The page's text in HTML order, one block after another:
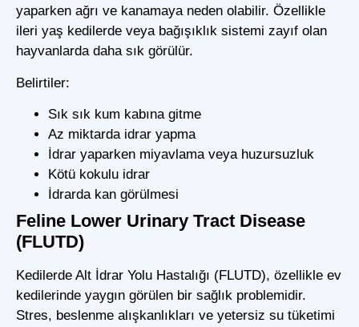
yaparken ağrı ve kanamaya neden olabilir. Özellikle
ileri yaş kedilerde veya bağışıklık sistemi zayıf olan
hayvanlarda daha sık görülür.
Belirtiler:
Sık sık kum kabına gitme
Az miktarda idrar yapma
İdrar yaparken miyavlama veya huzursuzluk
Kötü kokulu idrar
İdrarda kan görülmesi
Feline Lower Urinary Tract Disease
(FLUTD)
Kedilerde Alt İdrar Yolu Hastalığı (FLUTD), özellikle ev
kedilerinde yaygın görülen bir sağlık problemidir.
Stres, beslenme alışkanlıkları ve yetersiz su tüketimi